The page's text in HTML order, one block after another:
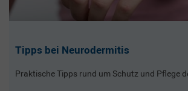
Tipps bei Neurodermitis
Praktische Tipps rund um Schutz und Pflege